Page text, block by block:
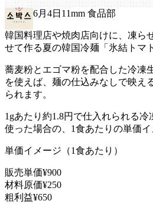
2026年6月4日 1 1mm 食品部
韓国料理店や焼肉店向けに、凍ら
せて作る夏の韓国冷麺「氷結トマ
蕎麦粉とエゴマ粉を配合した冷凍
を使えば、麺の仕込みなしで映え
られます。
1gあたり約1.8円で仕入れられる
使った場合の、1食あたりの単価イ
単価イメージ（1食あたり）
販売単価¥900
材料原価¥250
粗利益¥650